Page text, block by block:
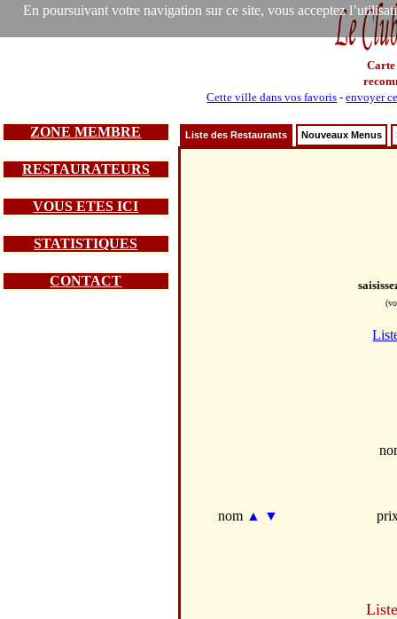
En poursuivant votre navigation sur ce site, vous acceptez
Carte
Cette ville dans vos favoris -envoyer
ZONE MEMBRE
RESTAURATEURS
VOUS ETES ICI
STATISTIQUES
CONTACT
Liste des Restaurants Nouveaux Menus
nom ▲ ▼